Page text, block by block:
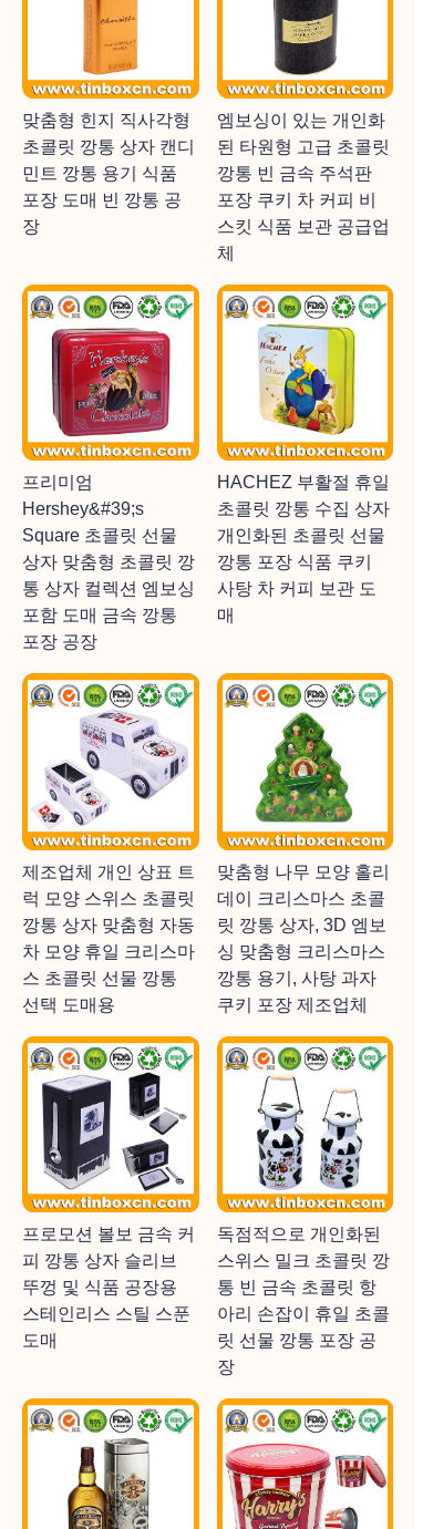
맞춤형 힌지 직사각형
초콜릿 깡통 상자 캔디
민트 깡통 용기 식품
포장 도매 빈 깡통 공
장
엠보싱이 있는 개인화
된 타원형 고급 초콜릿
깡통 빈 금속 주석판
포장 쿠키 차 커피 비
스킷 식품 보관 공급업
체
프리미엄
Hershey&#39;s
Square 초콜릿 선물
상자 맞춤형 초콜릿 깡
통 상자 컬렉션 엠보싱
포함 도매 금속 깡통
포장 공장
HACHEZ 부활절 휴일
초콜릿 깡통 수집 상자
개인화된 초콜릿 선물
깡통 포장 식품 쿠키
사탕 차 커피 보관 도
매
제조업체 개인 상표 트
럭 모양 스위스 초콜릿
깡통 상자 맞춤형 자동
차 모양 휴일 크리스마
스 초콜릿 선물 깡통
선택 도매용
맞춤형 나무 모양 홀리
데이 크리스마스 초콜
릿 깡통 상자, 3D 엠보
싱 맞춤형 크리스마스
깡통 용기, 사탕 과자
쿠키 포장 제조업체
프로모션 볼보 금속 커
피 깡통 상자 슬리브
뚜껑 및 식품 공장용
스테인리스 스틸 스푼
도매
독점적으로 개인화된
스위스 밀크 초콜릿 깡
통 빈 금속 초콜릿 항
아리 손잡이 휴일 초콜
릿 선물 깡통 포장 공
장